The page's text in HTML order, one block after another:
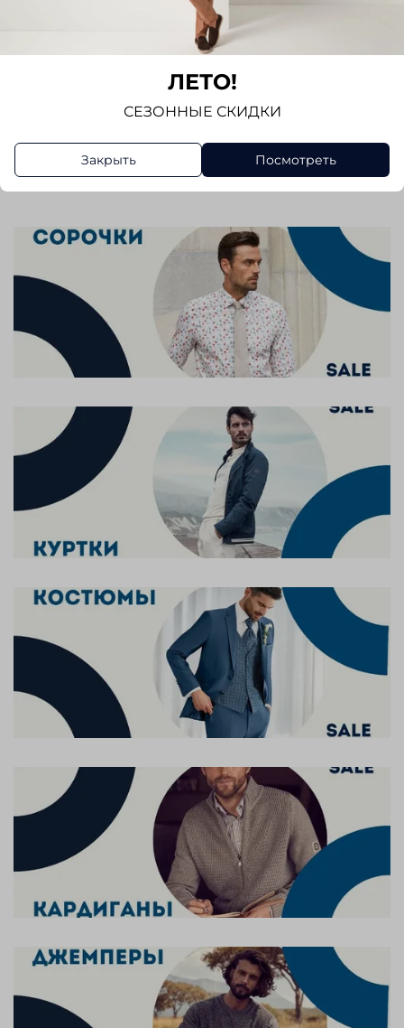
Seidensticker , вы получаете стильный и
качественный элемент гардероба, который
будет радовать вас своим внешним видом и
комфортом на протяжении долгого времени.
Отзывы
Написать отзыв
ЛЕТО!
СЕЗОННЫЕ СКИДКИ
Закрыть Посмотреть